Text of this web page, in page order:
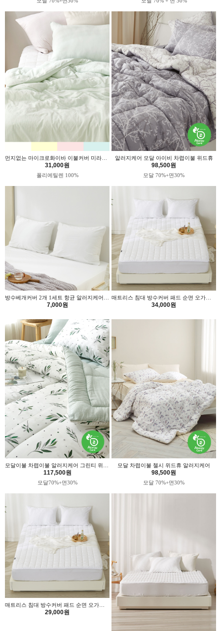
31,000원
폴리에틸렌 100%
알러지케어 모달 아이비 차렵이불 위드휴
98,500원
모달 70%+면30%
7,000원 34,000원
117,500원
모달70%+면30%
모달 차렵이불 첼시 위드휴 알러지케어
98,500원
모달 70%+면30%
29,000원